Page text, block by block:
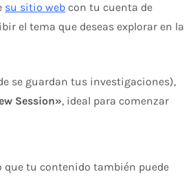
su sitio web con tu cuenta de
el tema que deseas explorar en la
se guardan tus investigaciones),
Session», ideal para comenzar
que tu contenido también puede